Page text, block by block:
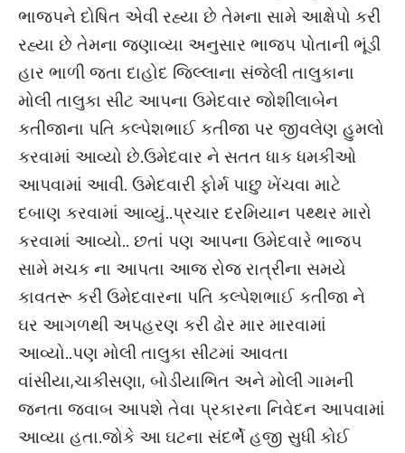
ભાજપને દોષિત એવી રહ્યા છે તેમના સામે આક્ષેપો કરી
રહ્યા છે તેમના જણાવ્યા અનુસાર ભાજપ પોતાની ભૂંડી
હાર ભાળી જતા દાહોદ જિલ્લાના સંજેલી તાલુકાના
મોલી તાલુકા સીટ આપના ઉમેદવાર જોશીલાબેન
કતીજાના પતિ કલ્પેશભાઈ કતીજા પર જીવલેણ હુમલો
કરવામાં આવ્યો છે.ઉમેદવાર ને સતત ધાક ધમકીઓ
આપવામાં આવી. ઉમેદવારી ફોર્મ પાછુ ખેંચવા માટે
દબાણ કરવામાં આવ્યું..પ્રચાર દરમિયાન પથ્થર મારો
કરવામાં આવ્યો.. છતાં પણ આપના ઉમેદવારે ભાજપ
સામે મચક ના આપતા આજ રોજ રાત્રીના સમયે
કાવતરૂ કરી ઉમેદવારના પતિ કલ્પેશભાઈ કતીજા ને
ઘર આગળથી અપહરણ કરી ઢોર માર મારવામાં
આવ્યો..પણ મોલી તાલુકા સીટમાં આવતા
વાંસીયા,ચાકીસણા, બોડીયાભિત અને મોલી ગામની
જનતા જવાબ આપશે તેવા પ્રકારના નિવેદન આપવામાં
આવ્યા હતા.જોકે આ ઘટના સંદર્ભે હજી સુધી કોઈ